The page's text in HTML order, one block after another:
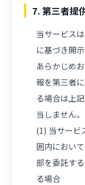
7. 第三者提
当サービス
に基づき開
あらかじめ
報を第三者
る場合は上
当しません。
(1) 当サービ
囲内におい
部を委託す
る場合